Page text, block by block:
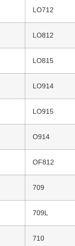
LO712
LO812
LO815
LO914
LO915
O914
OF812
709
709L
710